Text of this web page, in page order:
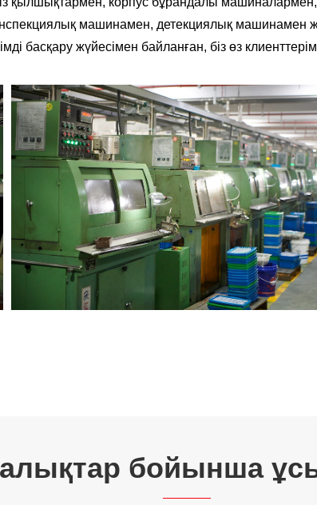
машинамен, детекциялық машинамен
басқару жүйесімен байланған, біз өз
бойынша